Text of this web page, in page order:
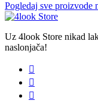
Pogledaj sve proizvode
Uz 4look Store nikad
naslonjača!


